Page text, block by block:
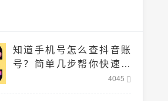
知道手机号怎么查抖音账
号？简单几步帮你快速找
4045